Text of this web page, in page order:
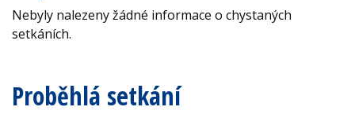
Nebyly nalezeny žádné informace o chystaných
setkáních.
Proběhlá setkání